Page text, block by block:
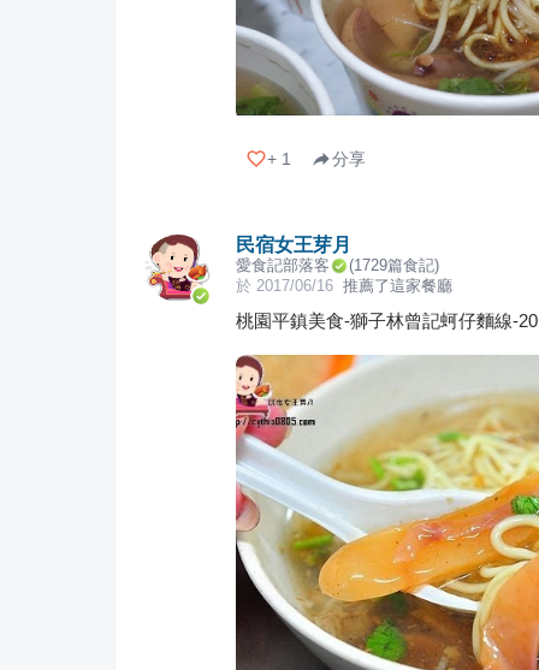
+ 1 分享
民宿女王芽月
愛食記部落客 (1729篇食記)
於 2017/06/16 推薦了這家餐廳
桃園平鎮美食-獅子林曾記蚵仔麵線-